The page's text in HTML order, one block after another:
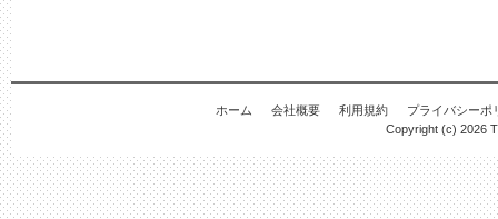
ホーム 会社概要 利用規約
プライバシーポ
Copyright (c) 2026